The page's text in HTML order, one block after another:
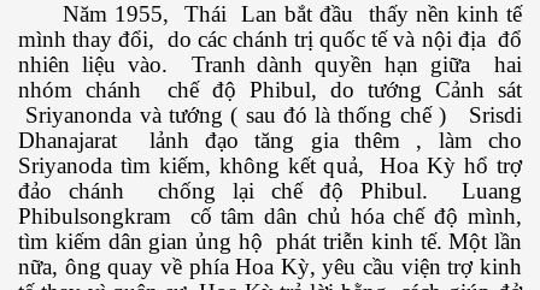
Năm 1955, Thái Lan bắt đầu thấy nền kinh tế
mình thay đổi, do các chánh trị quốc tế và nội địa đổ
nhiên liệu vào. Tranh dành quyền hạn giữa hai
nhóm chánh chế độ Phibul, do tướng Cảnh sát
Sriyanonda và tướng ( sau đó là thống chế ) Srisdi
Dhanajarat lảnh đạo tăng gia thêm , làm cho
Sriyanoda tìm kiếm, không kết quả, Hoa Kỳ hổ trợ
đảo chánh chống lại chế độ Phibul. Luang
Phibulsongkram cố tâm dân chủ hóa chế độ mình,
tìm kiếm dân gian ủng hộ phát triễn kinh tế. Một lần
nữa, ông quay về phía Hoa Kỳ, yêu cầu viện trợ kinh